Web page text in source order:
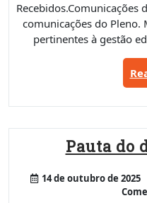
Recebidos.Comunicações
comunicações do Pleno.
pertinentes à gestão
Pauta do
14 de outubro de 2025